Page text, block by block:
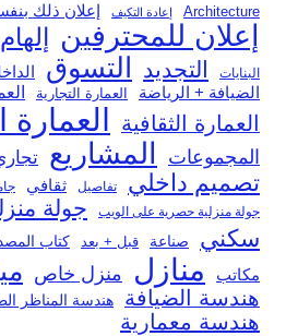
Architecture إعادة التكيف إعلان ذلك
إعلان للمحترفين إلهام
البنايات التجديد التسوق
الضيافة + الرياضة العمارة التجارية
العمارة الثقافية
المجموعات المشاريع
تصميم داخلي تفاصيل ثقافي
جولة منزلية حصرية على الويب جولة
سكني صناعة قبل + بعد كتاب
مكاتب منازل منزل خاص
هندسة الضيافة هندسة المناظر
هندسة معمارية